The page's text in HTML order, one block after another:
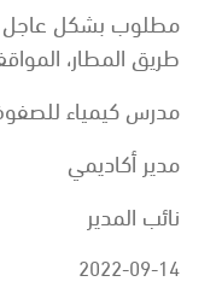
مطلوب بشكل عاجل
طريق المطار،
مدرس كيمياء
مدير أكاديمي
نائب المدير
2022-09-14